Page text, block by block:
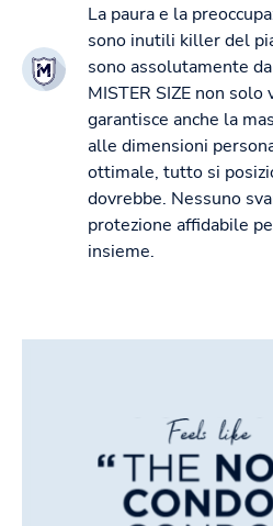
La paura e la
sono inutili killer del
sono assolutamente
MISTER SIZE non
garantisce anche la
alle dimensioni
ottimale, tutto si
dovrebbe. Nessuno
protezione affidabile
insieme.